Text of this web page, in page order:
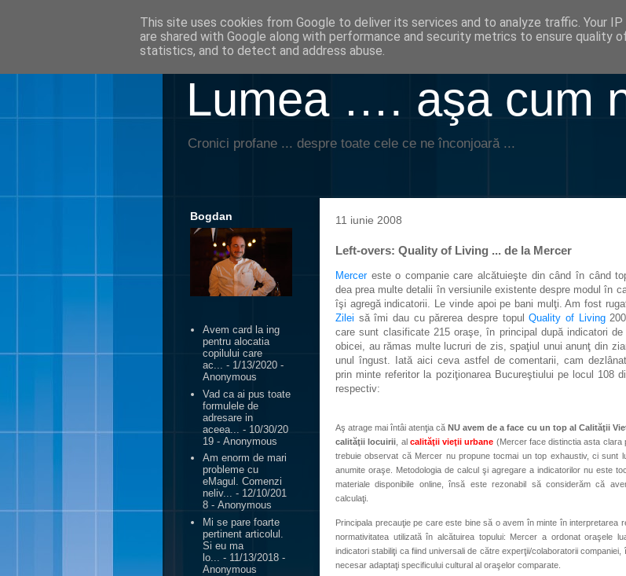
Lumea …. aşa cum
Cronici profane ... despre toate cele ce ne înconjoară ...
11 iunie 2008
Left-overs: Quality of Living ... de la Mercer
Mercer este o companie care alcătuieşte din când în când
dea prea multe detalii în versiunile existente despre modul în
îşi agregă indicatorii. Le vinde apoi pe bani mulţi. Am fost
Zilei să îmi dau cu părerea despre topulQuality of Living
care sunt clasificate 215 oraşe, în principal după indicatori
obicei, au rămas multe lucruri de zis, spaţiul unui anunţ din
unul îngust. Iată aici ceva astfel de comentarii, cam
prin minte referitor la poziţionarea Bucureştiului pe locul 108
respectiv:
Aş atrage mai întâi atenţia căNU avem de a face cu un top al Calităţii
calităţii locuirii , al calităţii vieţii urbane (Mercer face distinctia asta clara
trebuie observat că Mercer nu propune tocmai un top exhaustiv, ci sunt
anumite oraşe. Metodologia de calcul şi agregare a indicatorilor nu este
materiale disponibile online, însă este rezonabil să considerăm că
calculaţi.
Principala precauţie pe care este bine să o avem în minte în interpretarea
normativitatea utilizată în alcătuirea topului: Mercer a ordonat oraşele
indicatori stabiliţi ca fiind universali de către experţii/colaboratorii
necesar adaptaţi specificului cultural al oraşelor comparate.
Bogdan
Avem card la ing
pentru alocatia
copilului care
ac... - 1/13/2020 -
Anonymous
Vad ca ai pus toate
formulele de
adresare in
aceea...
- 10/30/20
19 - Anonymous
Am enorm de mari
probleme cu
eMagul. Comenzi
neliv... - 12/10/201
8 - Anonymous
Mi se pare foarte
pertinent articolul.
Si eu ma
lo...
- 11/13/2018 -
Anonymous
This site uses cookies from Google to deliver its services and to analyze traffic. Your
are shared with Google along with performance and security metrics to ensure quality
statistics, and to detect and address abuse.